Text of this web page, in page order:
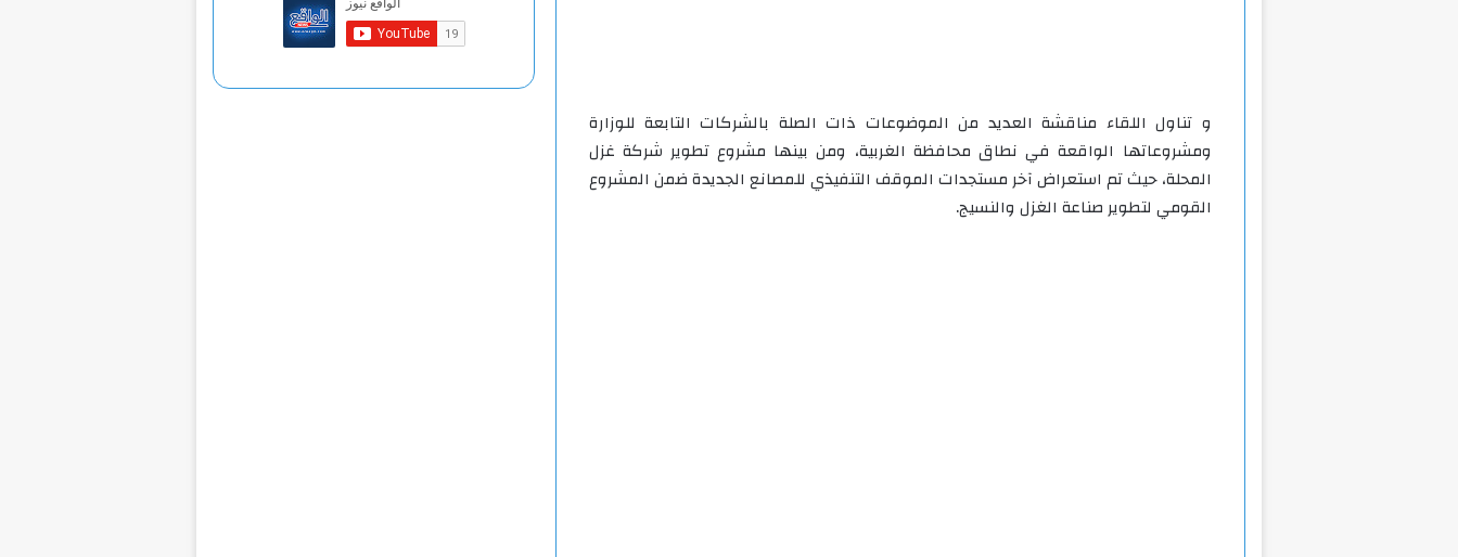
و تناول اللقاء مناقشة العديد من الموضوعات ذات الصلة بالشركات التابعة للوزارة
ومشروعاتها الواقعة في نطاق محافظة الغربية، ومن بينها مشروع تطوير شركة غزل
المحلة، حيث تم استعراض آخر مستجدات الموقف التنفيذي للمصانع الجديدة ضمن المشروع
القومي لتطوير صناعة الغزل والنسيج.